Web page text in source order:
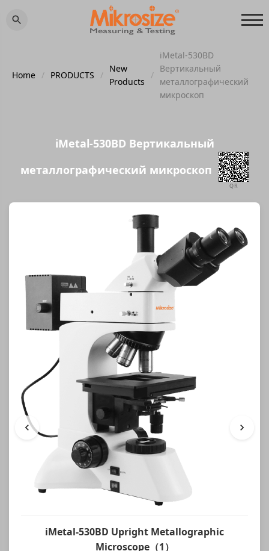
Home / PRODUCTS /
New
Products
/
iMetal-530BD
Вертикальный
металлографический
микроскоп
iMetal-530BD Вертикальный
металлографический микроскоп
QR
iMetal-530BD Upright Metallographic
Microscope（1）